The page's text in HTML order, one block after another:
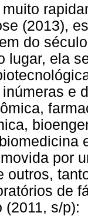
(2013),
do
lugar, ela
e
por
outros,
de
(2011, s/p):